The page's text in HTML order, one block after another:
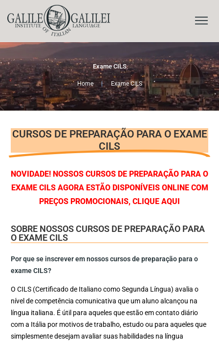
Exame CILS
Home | Exame CILS
CURSOS DE PREPARAÇÃO PARA O EXAME
CILS
NOVIDADE! NOSSOS CURSOS DE PREPARAÇÃO PARA O
EXAME CILS AGORA ESTÃO DISPONÍVEIS ONLINE COM
PREÇOS PROMOCIONAIS, CLIQUE AQUI
SOBRE NOSSOS CURSOS DE PREPARAÇÃO PARA
O EXAME CILS
Por que se inscrever em nossos cursos de preparação para o
exame CILS?
O CILS (Certificado de Italiano como Segunda Língua) avalia o
nível de competência comunicativa que um aluno alcançou na
língua italiana. É útil para aqueles que estão em contato diário
com a Itália por motivos de trabalho, estudo ou para aqueles que
simplesmente desejam avaliar suas habilidades na língua